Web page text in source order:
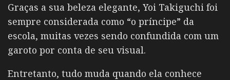
Graças a sua beleza elegante, Yoi Takiguchi foi
sempre considerada como “o príncipe” da
escola, muitas vezes sendo confundida com um
garoto por conta de seu visual.
Entretanto, tudo muda quando ela conhece